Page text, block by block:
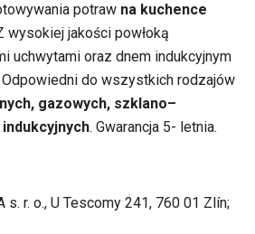
potraw na kuchence
wysokiej jakości powłoką
uchwytami oraz dnem indukcyjnym
do wszystkich rodzajów
gazowych, szklano–
. Gwarancja 5- letnia.
s. r. o., U Tescomy 241, 760 01 Zlín;